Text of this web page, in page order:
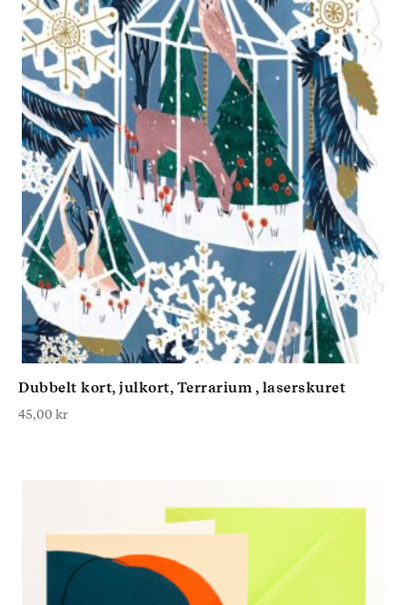
Dubbelt kort, julkort, Terrarium , laserskuret
45,00 kr